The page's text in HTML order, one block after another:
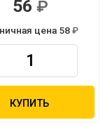
56
цена 58
КУПИТЬ